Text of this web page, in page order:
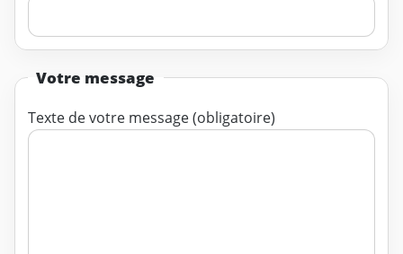
Votre message
Texte de votre message (obligatoire)